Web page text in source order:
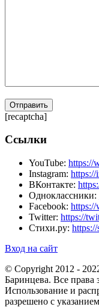
[recaptcha]
Ссылки
YouTube: https://
Instagram: https://
ВКонтакте:
Одноклассники:
Facebook: https://
Twitter: https://
Стихи.ру:
Вход на сайт
© Copyright 2012 -
Баринцева. Все
Использование и
разрешено с